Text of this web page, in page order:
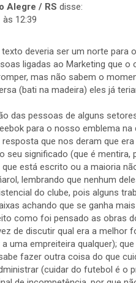
Alegre / RS disse:
12:39
deveria ser um norte para
ligadas ao Marketing que
mas não sabem o
(bati na madeira) eles já
das pessoas de alguns
para o nosso emblema
que nos deram que
seu significado (que é
está escrito ou a maioria
lembrando que nenhum
do clube, pois alguns
achando que se ganha
como foi pensado as obras
de discutir qual era a melhor
uma empreiteira qualquer);
fazer outra coisa do que
(cuidar do futebol é o